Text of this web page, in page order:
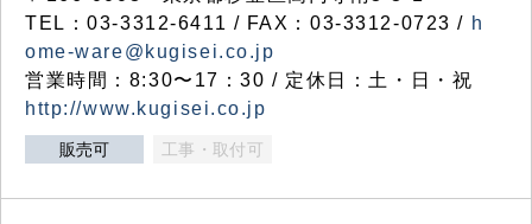
TEL：03-3312-6411 / FAX：03-3312-0723 / h
ome-ware@kugisei.co.jp
営業時間：8:30〜17：30 / 定休日：土・日・祝
http://www.kugisei.co.jp
販売可 工事・取付可